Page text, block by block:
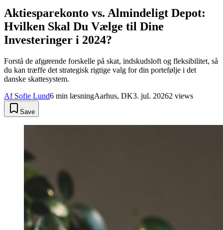
Aktiesparekonto vs. Almindeligt Depot:
Hvilken Skal Du Vælge til Dine
Investeringer i 2024?
Forstå de afgørende forskelle på skat, indskudsloft og fleksibilitet, så
du kan træffe det strategisk rigtige valg for din portefølje i det
danske skattesystem.
Af Sofie Lund6 min læsningAarhus, DK3. jul. 20262 views
Save